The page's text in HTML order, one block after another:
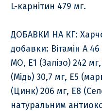
L-карнітин 479 мг.
ДОБАВКИ НА КГ:
добавки: Вітамін А 46
МО, E1 (Залізо) 242
(Мідь) 30,7 мг, E5
(Цинк) 206 мг, E8
натуральним